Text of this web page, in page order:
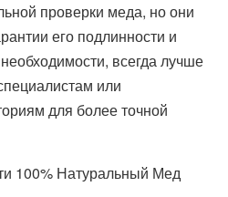
проверки меда, но они
его подлинности и
всегда лучше
или
для более точной
100% Натуральный Мед